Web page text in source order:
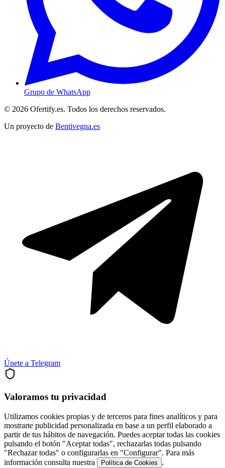
Grupo de WhatsApp
© 2026 Ofertify.es. Todos los derechos reservados.
Un proyecto de Bentivegna.es
Únete a Telegram
Valoramos tu privacidad
Utilizamos cookies propias y de terceros para fines analíticos y para
mostrarte publicidad personalizada en base a un perfil elaborado a
partir de tus hábitos de navegación. Puedes aceptar todas las cookies
pulsando el botón "Aceptar todas", rechazarlas todas pulsando
"Rechazar todas" o configurarlas en "Configurar". Para más
información consulta nuestra
Política de Cookies .